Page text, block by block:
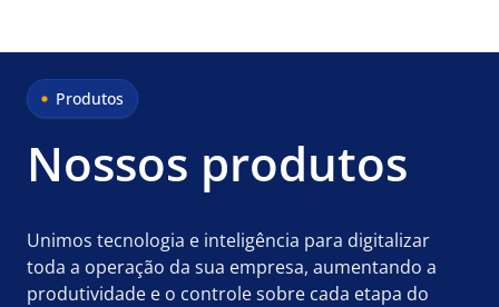
Produtos
Nossos produtos
Unimos tecnologia e inteligência para digitalizar
toda a operação da sua empresa, aumentando a
produtividade e o controle sobre cada etapa do